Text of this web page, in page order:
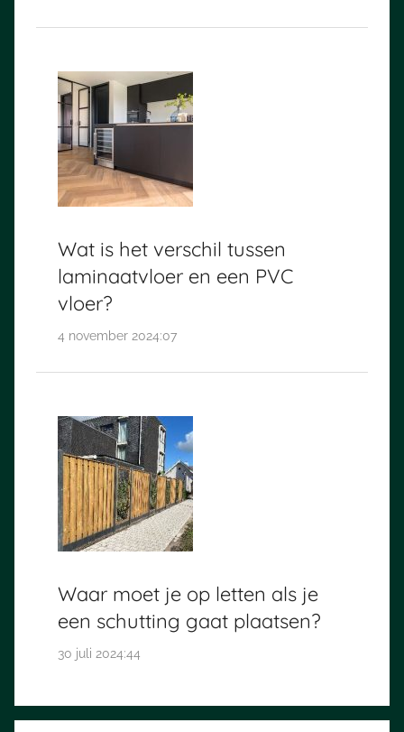
Wat is het verschil tussen
laminaatvloer en een PVC
vloer?
4 november 2024:07
Waar moet je op letten als je
een schutting gaat plaatsen?
30 juli 2024:44